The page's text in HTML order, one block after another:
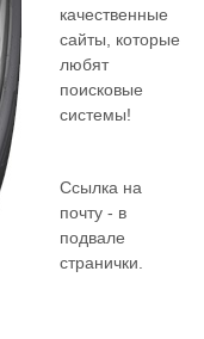
качественные
сайты, которые
любят
поисковые
системы!
Ссылка на
почту - в
подвале
странички.